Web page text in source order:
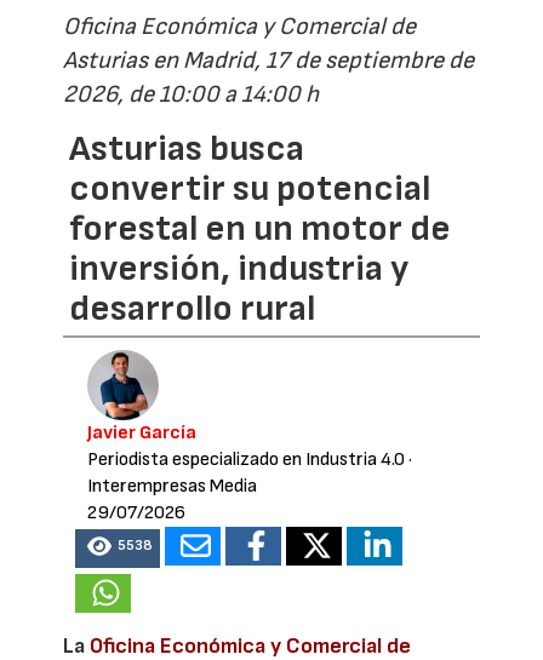
Oficina Económica y Comercial de
Asturias en Madrid, 17 de septiembre de
2026, de 10:00 a 14:00 h
Asturias busca
convertir su potencial
forestal en un motor de
inversión, industria y
desarrollo rural
Javier García
Periodista especializado en Industria 4.0 ·
Interempresas Media
29/07/2026
5538
La Oficina Económica y Comercial de